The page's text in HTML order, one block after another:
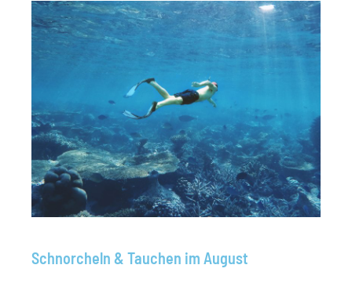
Schnorcheln & Tauchen im August